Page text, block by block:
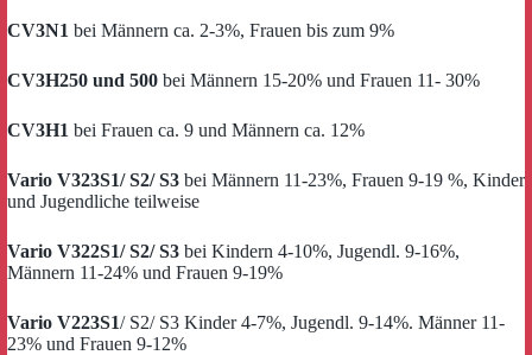
CV3N1 bei Männern ca. 2-3%, Frauen bis zum 9%
CV3H250 und 500 bei Männern 15-20% und Frauen 11- 30%
CV3H1 bei Frauen ca. 9 und Männern ca. 12%
Vario V323S1/ S2/ S3 bei Männern 11-23%, Frauen 9-19 %, Kinder
und Jugendliche teilweise
Vario V322S1/ S2/ S3 bei Kindern 4-10%, Jugendl. 9-16%,
Männern 11-24% und Frauen 9-19%
Vario V223S1/ S2/ S3 Kinder 4-7%, Jugendl. 9-14%. Männer 11-
23% und Frauen 9-12%